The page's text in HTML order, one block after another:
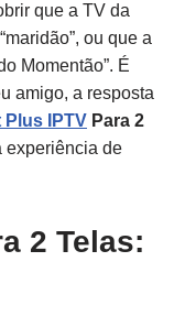
que a TV da
ou que a
Momentão”. É
amigo, a resposta
Plus IPTV Para 2
experiência de
2 Telas: